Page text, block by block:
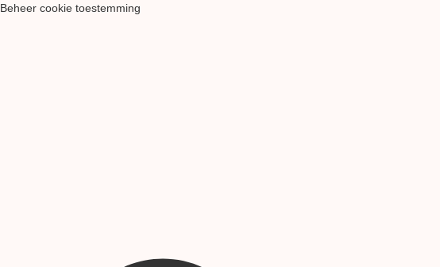
Beheer cookie toestemming